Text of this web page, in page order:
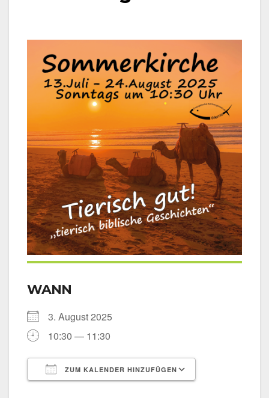
WANN
3. August 2025
10:30 — 11:30
ZUM KALENDER HINZUFÜGEN